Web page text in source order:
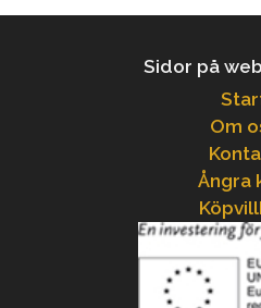
Sidor på
Om
Ångra